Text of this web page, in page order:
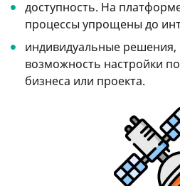
доступность. На
процессы упрощены до
индивидуальные решения,
возможность настройки
бизнеса или проекта.